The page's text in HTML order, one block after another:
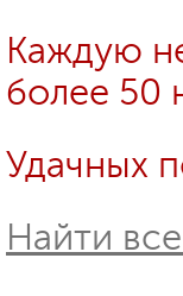
Каждую
более 50
Удачных
Найти